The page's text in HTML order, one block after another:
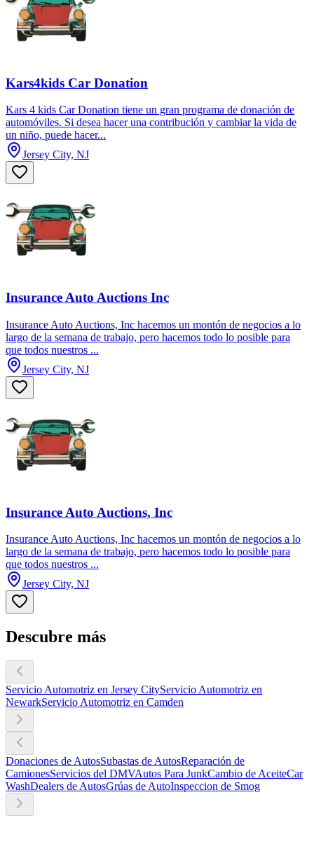
Kars4kids Car Donation
Kars 4 kids Car Donation tiene un gran programa de donación de
automóviles. Si desea hacer una contribución y cambiar la vida de
un niño, puede hacer...
Jersey City, NJ
Insurance Auto Auctions Inc
Insurance Auto Auctions, Inc hacemos un montón de negocios a lo
largo de la semana de trabajo, pero hacemos todo lo posible para
que todos nuestros ...
Jersey City, NJ
Insurance Auto Auctions, Inc
Insurance Auto Auctions, Inc hacemos un montón de negocios a lo
largo de la semana de trabajo, pero hacemos todo lo posible para
que todos nuestros ...
Jersey City, NJ
Descubre más
Servicio Automotriz en Jersey CityServicio Automotriz en
NewarkServicio Automotriz en Camden
Donaciones de AutosSubastas de AutosReparación de
CamionesServicios del DMVAutos Para JunkCambio de AceiteCar
WashDealers de AutosGrúas de AutoInspeccion de Smog